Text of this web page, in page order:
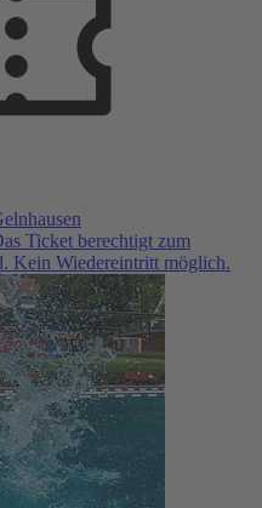
Ticket berechtigt zum
Kein Wiedereintritt möglich.